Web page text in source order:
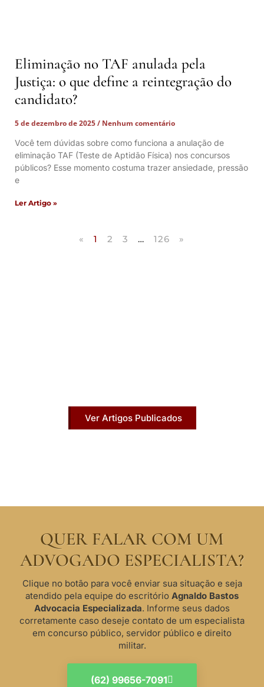
Eliminação no TAF anulada pela
Justiça: o que define a reintegração do
candidato?
5 de dezembro de 2025
Nenhum comentário
Você tem dúvidas sobre como funciona a anulação de
eliminação TAF (Teste de Aptidão Física) nos concursos
públicos? Esse momento costuma trazer ansiedade, pressão
e
Ler Artigo »
« 1 2 3 … 126 »
Ver Artigos Publicados
QUER FALAR COM UM
ADVOGADO ESPECIALISTA?
Clique no botão para você enviar sua situação e seja
atendido pela equipe do escritório Agnaldo Bastos
Advocacia Especializada. Informe seus dados
corretamente caso deseje contato de um especialista
em concurso público, servidor público e direito
militar.
(62) 99656-7091